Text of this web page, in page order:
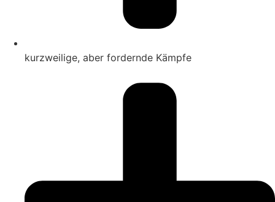
kurzweilige, aber fordernde Kämpfe